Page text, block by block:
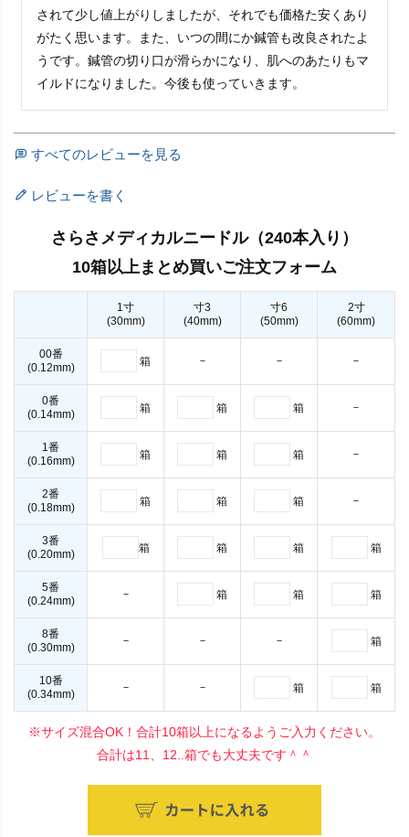
されて少し値上がりしましたが、それでも価格た安くあり
がたく思います。また、いつの間にか鍼管も改良されたよ
うです。鍼管の切り口が滑らかになり、肌へのあたりもマ
イルドになりました。今後も使っていきます。
すべてのレビューを見る
レビューを書く
さらさメディカルニードル（240本入り）
10箱以上まとめ買いご注文フォーム
1寸
(30mm)
寸3
(40mm)
寸6
(50mm)
2寸
(60mm)
00番
(0.12mm)
箱 － － －
0番
(0.14mm)
箱 箱 箱 －
1番
(0.16mm)
箱 箱 箱 －
2番
(0.18mm)
箱 箱 箱 －
3番
(0.20mm)
箱 箱 箱 箱
5番
(0.24mm)
－ 箱 箱 箱
8番
(0.30mm)
－ － － 箱
10番
(0.34mm)
－ － 箱 箱
※サイズ混合OK！合計10箱以上になるようご入力ください。
合計は11、12..箱でも大丈夫です＾＾